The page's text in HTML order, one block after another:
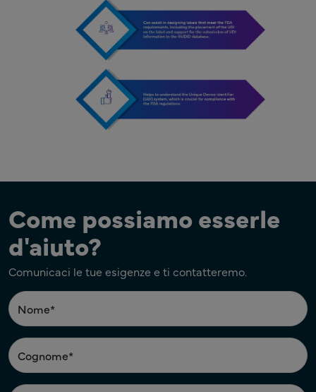
Come possiamo esserle
d'aiuto?
Comunicaci le tue esigenze e ti contatteremo.